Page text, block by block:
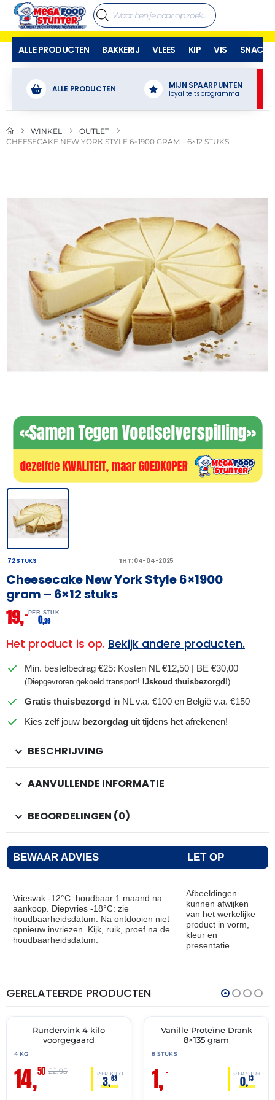
ALLE PRODUCTEN BAKKERIJ VLEES KIP VIS SNACKS
ALLE PRODUCTEN MIJN SPAARPUNTEN
loyaliteitsprogramma
WINKEL
OUTLET
CHEESECAKE NEW YORK STYLE 6×1900 GRAM – 6×12 STUKS
72 STUKS THT: 04-04-2025
Cheesecake New York Style 6×1900
gram – 6×12 stuks
19,– PER STUK
0,26
Het product is op. Bekijk andere producten.
Min. bestelbedrag €25: Kosten NL €12,50 | BE €30,00
(Diepgevroren gekoeld transport! IJskoud thuisbezorgd!)
Gratis thuisbezorgd in NL v.a. €100 en België v.a. €150
Kies zelf jouw bezorgdag uit tijdens het afrekenen!
BESCHRIJVING
AANVULLENDE INFORMATIE
BEOORDELINGEN (0)
BEWAAR ADVIES LET OP
Vriesvak -12°C: houdbaar 1 maand na
aankoop. Diepvries -18°C: zie
houdbaarheidsdatum. Na ontdooien niet
opnieuw invriezen. Kijk, ruik, proef na de
houdbaarheidsdatum.
Afbeeldingen
kunnen afwijken
van het werkelijke
product in vorm,
kleur en
presentatie.
GERELATEERDE PRODUCTEN
🔥 OP=OP
THT:
12-
Rundervink 4 kilo
voorgegaard
4 KG
14,50 PER KILO
3,63
22,95
🔥 OP=OP
Vanille Proteïne Drank
8×135 gram
8 STUKS
1,– PER STUK
0,13